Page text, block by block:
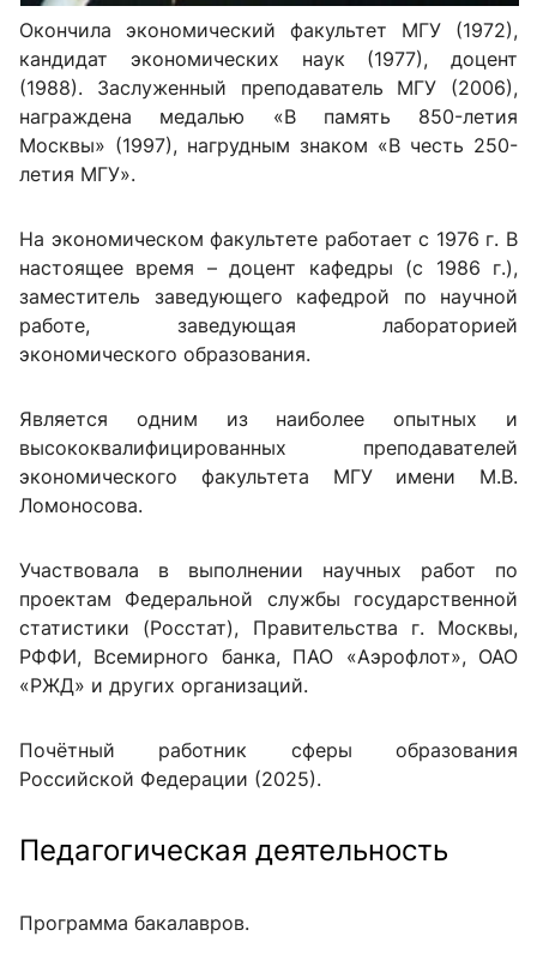
Окончила экономический факультет МГУ (1972),
кандидат экономических наук (1977), доцент
(1988). Заслуженный преподаватель МГУ (2006),
награждена медалью «В память 850-летия
Москвы» (1997), нагрудным знаком «В честь 250-
летия МГУ».
На экономическом факультете работает с 1976 г. В
настоящее время – доцент кафедры (с 1986 г.),
заместитель заведующего кафедрой по научной
работе, заведующая лабораторией
экономического образования.
Является одним из наиболее опытных и
высококвалифицированных преподавателей
экономического факультета МГУ имени М.В.
Ломоносова.
Участвовала в выполнении научных работ по
проектам Федеральной службы государственной
статистики (Росстат), Правительства г. Москвы,
РФФИ, Всемирного банка, ПАО «Аэрофлот», ОАО
«РЖД» и других организаций.
Почётный работник сферы образования
Российской Федерации (2025).
Педагогическая деятельность
Программа бакалавров.